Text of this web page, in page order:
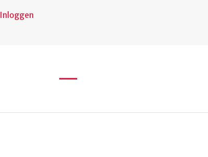
Inloggen